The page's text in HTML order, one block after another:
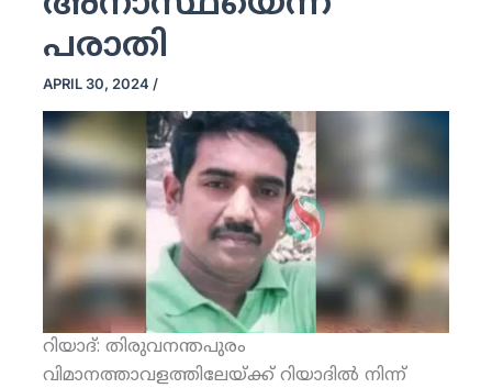
പരാതി
APRIL 30, 2024 /
റിയാദ്: തിരുവനന്തപുരം
വിമാനത്താവളത്തിലേയ്ക്ക് റിയാദില്‍ നിന്ന്